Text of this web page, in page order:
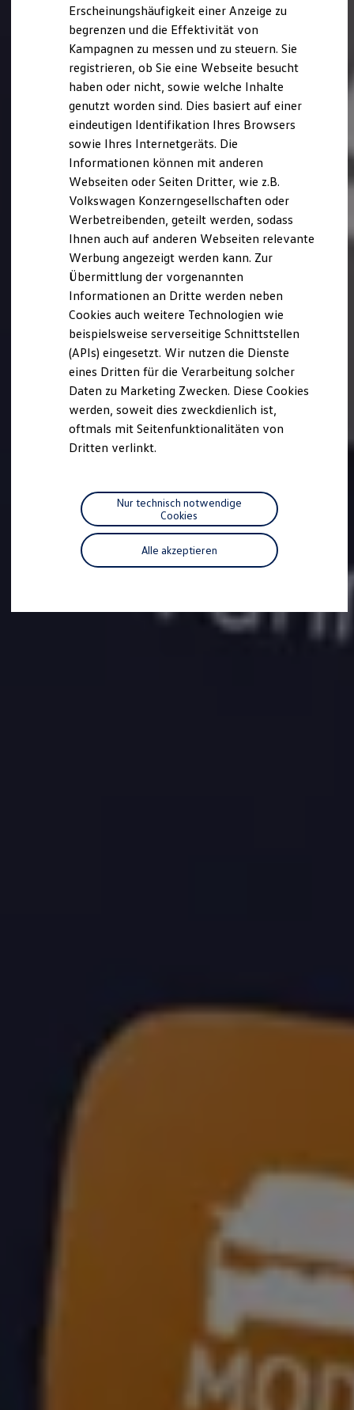
Marke und Erlebnis
Volkswagen R und R Experience
R-Modelle
R Experience
Driving Experience
Volkswagen entdecken
Werkbesichtigung
Lifestyle Shop
T-Roc Kollektion
Golf Kollektion
Volkswagen Kollektion
R-Kollektion
GTI Kollektion
Fußball Drop
we drive football
#wedriveproud
Besitzer und Service
myVolkswagen
Software Updates
Service und Ersatzteile
Inspektion und HU/AU
Reparaturen und Checks
Motorenöl und Flüssigkeiten
Räder und Reifen
Pannen- und Unfallhilfe
Economy Service
Volkswagen Teile
Zubehör
Modellspezifisches Zubehör
Individualisieren
Wallbox und Ladekabel
Digitale Extras
Dienste für Ihr Modell finden
Volkswagen Apps, Login und Shop
Handy und Fahrzeug verbinden
Vorgängermodelle
Erscheinungshäufigkeit einer Anzeige zu
begrenzen und die Effektivität von
Kampagnen zu messen und zu steuern. Sie
registrieren, ob Sie eine Webseite besucht
haben oder nicht, sowie welche Inhalte
genutzt worden sind. Dies basiert auf einer
eindeutigen Identifikation Ihres Browsers
sowie Ihres Internetgeräts. Die
Informationen können mit anderen
Webseiten oder Seiten Dritter, wie z.B.
Volkswagen Konzerngesellschaften oder
Werbetreibenden, geteilt werden, sodass
Ihnen auch auf anderen Webseiten relevante
Werbung angezeigt werden kann. Zur
Übermittlung der vorgenannten
Informationen an Dritte werden neben
Cookies auch weitere Technologien wie
beispielsweise serverseitige Schnittstellen
(APIs) eingesetzt. Wir nutzen die Dienste
eines Dritten für die Verarbeitung solcher
Daten zu Marketing Zwecken. Diese Cookies
werden, soweit dies zweckdienlich ist,
oftmals mit Seitenfunktionalitäten von
Dritten verlinkt.
Alle akzeptieren
Nur technisch notwendige
Cookies